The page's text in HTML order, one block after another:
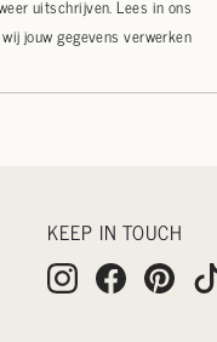
uitschrijven. Lees in ons
jouw gegevens verwerken
KEEP IN TOUCH